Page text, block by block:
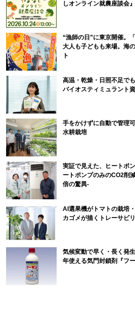
しオンライン就農座談会
“漁師の日”に東京開催。
大人も子どもも来場。海
ト
高温・乾燥・日照不足で
バイオスティミュラント
手をかけずに自動で管理
水耕栽培
実証で見えた、ヒートポ
ートポンプのみのCO2削
倍の驚異-
AI選果機がトマトの栽培
カゴメが描くトレーサビ
気候変動で早く・長く発
年使える気門封鎖剤『フー